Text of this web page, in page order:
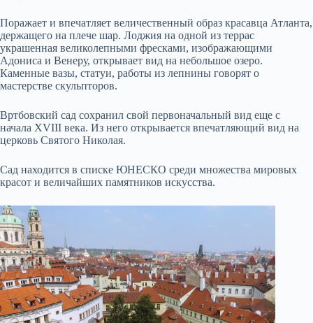
Поражает и впечатляет величественный образ красавца Атланта,
держащего на плече шар. Лоджия на одной из террас
украшенная великолепными фресками, изображающими
Адониса и Венеру, открывает вид на небольшое озеро.
Каменные вазы, статуи, работы из лепнины говорят о
мастерстве скульпторов.
Вртбовский сад сохранил свой первоначальный вид еще с
начала XVIII века. Из него открывается впечатляющий вид на
церковь Святого Николая.
Сад находится в списке ЮНЕСКО среди множества мировых
красот и величайших памятников искусства.